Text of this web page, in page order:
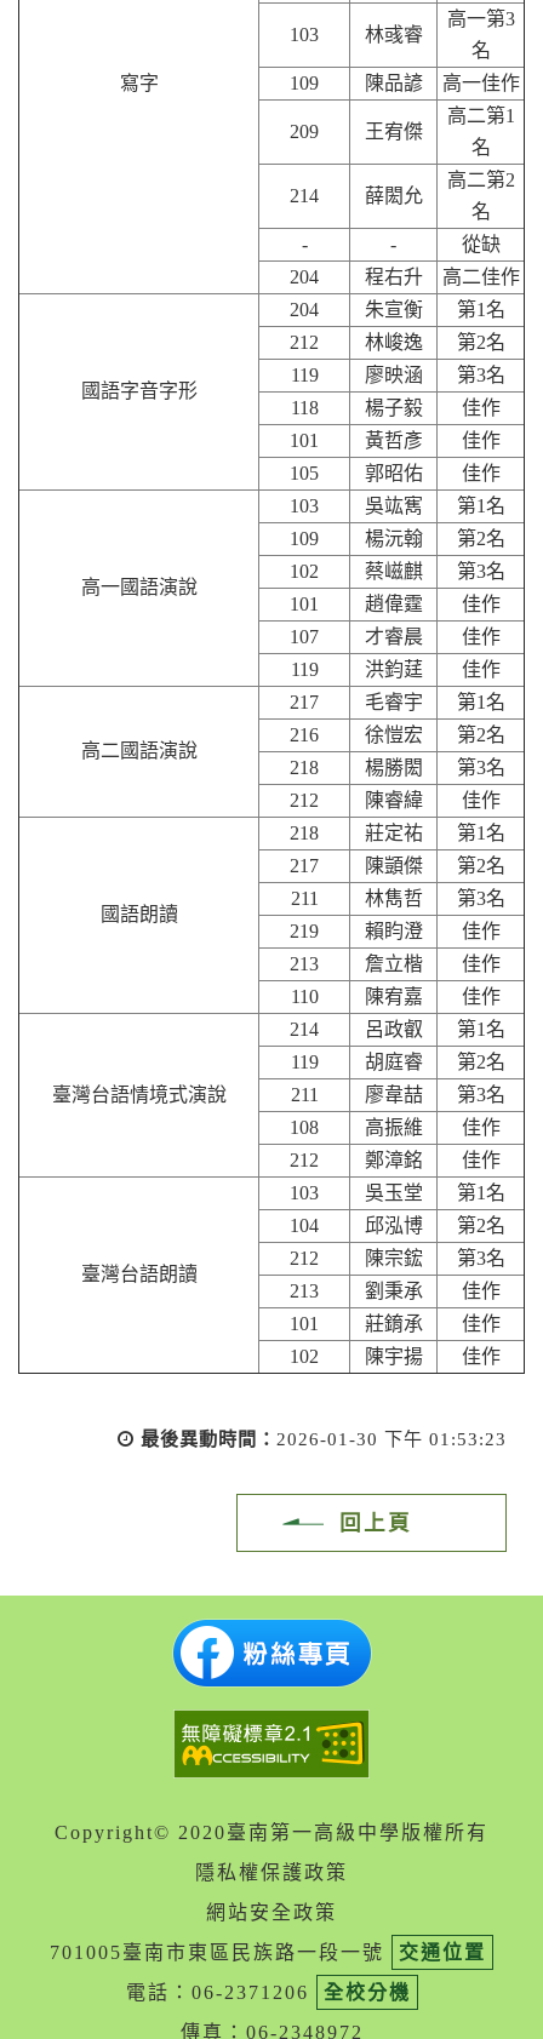
寫字
103 林彧睿
高一第3
名
109
陳品諺 高一佳作
209 王宥傑
高二第1
名
214 薛閎允
高二第2
名
-
-
從缺
204
程右升 高二佳作
國語字音字形
204 朱宣衡
第1名
212
林峻逸
第2名
119
廖映涵
第3名
118
楊子毅
佳作
101
黃哲彥
佳作
105
郭昭佑 佳作
高一國語演說
103 吳竑寯
第1名
109
楊沅翰
第2名
102
蔡嵫麒
第3名
101
趙偉霆
佳作
107
才睿晨
佳作
119
洪鈞莛 佳作
高二國語演說
217 毛睿宇
第1名
216
徐愷宏
第2名
218
楊勝閎
第3名
212
陳睿緯 佳作
國語朗讀
218 莊定祐
第1名
217
陳顗傑
第2名
211
林雋哲
第3名
219
賴盷澄
佳作
213
詹立楷
佳作
110
陳宥嘉 佳作
臺灣台語情境式演說
214 呂政叡
第1名
119
胡庭睿
第2名
211
廖韋喆
第3名
108
高振維
佳作
212
鄭漳銘 佳作
臺灣台語朗讀
103 吳玉堂
第1名
104
邱泓博
第2名
212
陳宗鋐
第3名
213
劉秉承
佳作
101
莊錥承
佳作
102
陳宇揚 佳作
最後異動時間： 2026-01-30 下午 01:53:23
回上頁
Copyright© 2020臺南第一高級中學版權所有
隱私權保護政策
網站安全政策
701005臺南市東區民族路一段一號
交通位置
電話：06-2371206
全校分機
傳真：06-2348972